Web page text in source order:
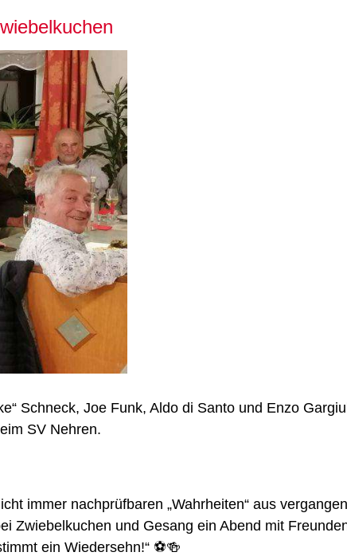
Schneck, Joe Funk, Aldo di Santo und Enzo
SV Nehren.
immer nachprüfbaren „Wahrheiten“ aus
Zwiebelkuchen und Gesang ein Abend mit
ein Wiedersehn!“ ⚽🍻